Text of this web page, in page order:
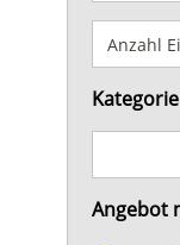
Kategorie
Angebot